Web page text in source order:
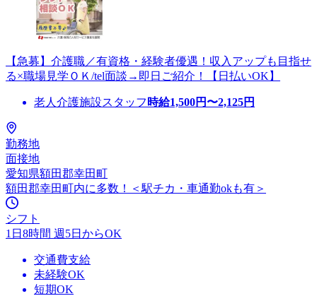
【急募】介護職／有資格・経験者優遇！収入アップも目指せ
る×職場見学ＯＫ/tel面談→即日ご紹介！【日払いOK】
老人介護施設スタッフ 時給1,500円〜2,125円
勤務地
面接地
愛知県額田郡幸田町
額田郡幸田町内に多数！＜駅チカ・車通勤okも有＞
シフト
1日8時間 週5日からOK
交通費支給
未経験OK
短期OK